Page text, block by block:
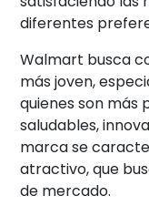
diferentes
Walmart busca
más joven,
quienes son más
saludables,
marca se
atractivo, que
de mercado.